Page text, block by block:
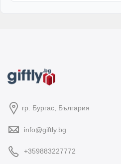
гр. Бургас, България
info@giftly.bg
+359883227772